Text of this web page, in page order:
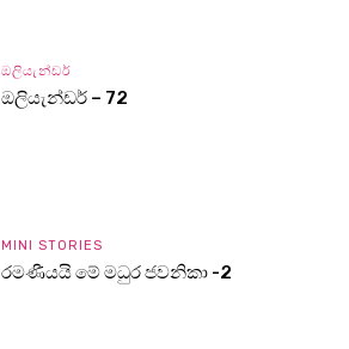
ඔලියැන්ඩර්
ඔලියැන්ඩර් – 72
MINI STORIES
රමණීයයි මේ මධුර ජවනිකා -2